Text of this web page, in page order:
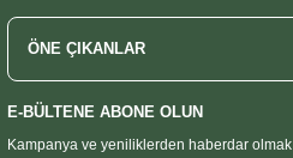
ÖNE ÇIKANLAR
E-BÜLTENE ABONE OLUN
Kampanya ve yeniliklerden haberdar olmak